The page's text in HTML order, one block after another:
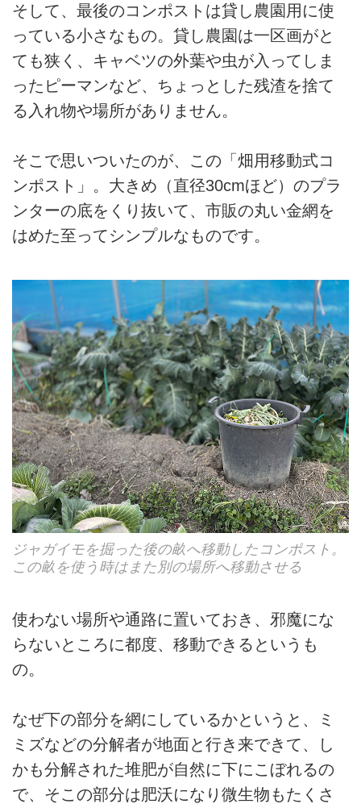
そして、最後のコンポストは貸し農園用に使
っている小さなもの。貸し農園は一区画がと
ても狭く、キャベツの外葉や虫が入ってしま
ったピーマンなど、ちょっとした残渣を捨て
る入れ物や場所がありません。
そこで思いついたのが、この「畑用移動式コ
ンポスト」。大きめ（直径30cmほど）のプラ
ンターの底をくり抜いて、市販の丸い金網を
はめた至ってシンプルなものです。
ジャガイモを掘った後の畝へ移動したコンポスト。
この畝を使う時はまた別の場所へ移動させる
使わない場所や通路に置いておき、邪魔にな
らないところに都度、移動できるというも
の。
なぜ下の部分を網にしているかというと、ミ
ミズなどの分解者が地面と行き来できて、し
かも分解された堆肥が自然に下にこぼれるの
で、そこの部分は肥沃になり微生物もたくさ